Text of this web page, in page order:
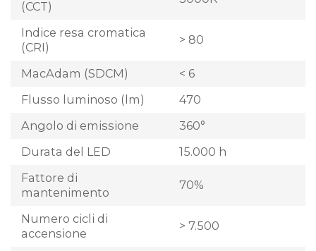
(CCT)
Indice resa cromatica
(CRI)
> 80
MacAdam (SDCM)
< 6
Flusso luminoso (lm)
470
Angolo di emissione
360°
Durata del LED
15.000 h
Fattore di
mantenimento
70%
Numero cicli di
accensione
> 7.500